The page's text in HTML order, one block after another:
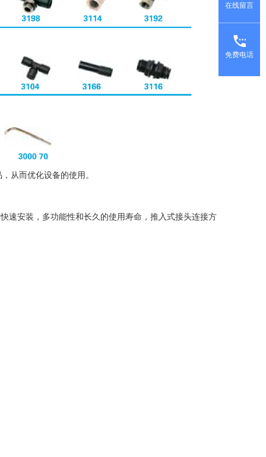
从而优化设备的使用。
速安装，多功能性和长久的使用寿命，推入式接头连接方
在线留言
免费电话